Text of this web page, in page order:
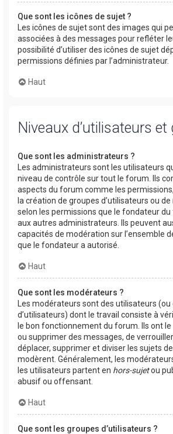
Que sont les icônes de sujet ?
Les icônes de sujet sont des images qui
associées à des messages pour refléter
possibilité d’utiliser des icônes de sujet
permissions définies par l’administrateur.
Haut
Niveaux d’utilisateurs et
Que sont les administrateurs ?
Les administrateurs sont les utilisateurs
niveau de contrôle sur tout le forum. Ils
aspects du forum comme les
la création de groupes d’utilisateurs ou
selon les permissions que le fondateur
aux autres administrateurs. Ils peuvent
capacités de modération sur l’ensemble
que le fondateur a autorisé.
Haut
Que sont les modérateurs ?
Les modérateurs sont des utilisateurs (ou
d’utilisateurs) dont le travail consiste à
le bon fonctionnement du forum. Ils ont
ou supprimer des messages, de
déplacer, supprimer et diviser les sujets
modèrent. Généralement, les
les utilisateurs partent en hors-sujetou
abusif ou offensant.
Haut
Que sont les groupes d’utilisateurs ?